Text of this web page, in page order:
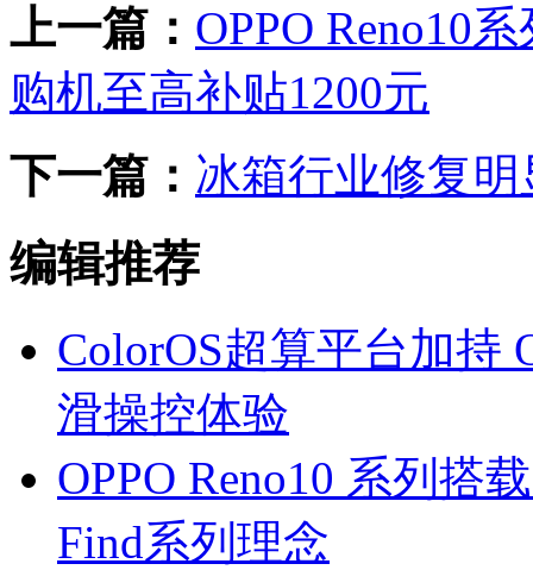
上一篇： OPPO Reno10
购机至高补贴1200元
下一篇： 冰箱行业修复
编辑推荐
ColorOS超算平台加持
滑操控体验
OPPO Reno10 系列搭
Find系列理念